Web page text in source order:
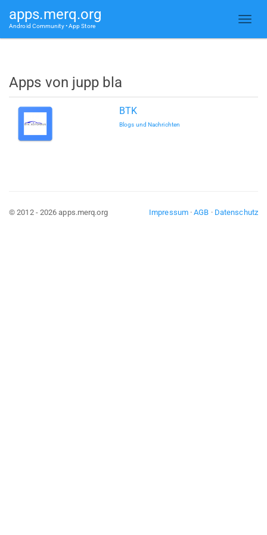
apps.merq.org
Android Community • App Store
Apps von jupp bla
BTK
Blogs und Nachrichten
Impressum·AGB · Datenschutz
© 2012 - 2026 apps.merq.org